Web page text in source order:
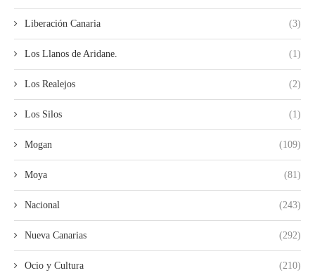
Liberación Canaria (3)
Los Llanos de Aridane. (1)
Los Realejos (2)
Los Silos (1)
Mogan (109)
Moya (81)
Nacional (243)
Nueva Canarias (292)
Ocio y Cultura (210)